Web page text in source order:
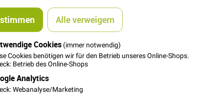
Alle verweigern
Cookies (immer notwendig)
Cookies benötigen wir für den Betrieb unseres Online-Shops.
Betrieb des Online-Shops
Analytics
Webanalyse/Marketing
Stoffe färben aus.
füllen, da es passieren kann, wenn die Maschine
Linien, entstehen.
komplett nass in die Waschmaschine tun.
nicht nass und zerknittert in der Maschine liegen lassen.